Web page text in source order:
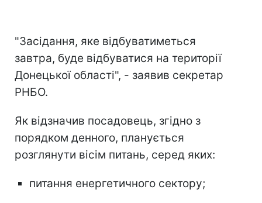
"Засідання, яке відбуватиметься
завтра, буде відбуватися на території
Донецької області", - заявив секретар
РНБО.
Як відзначив посадовець, згідно з
порядком денного, планується
розглянути вісім питань, серед яких:
питання енергетичного сектору;